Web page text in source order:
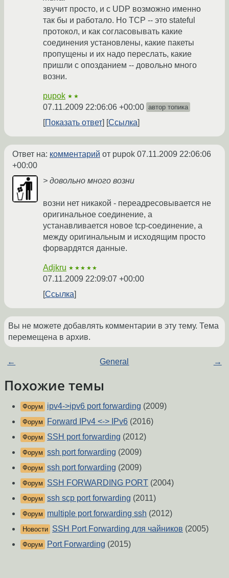
звучит просто, и с UDP возможно именно
так бы и работало. Но TCP -- это stateful
протокол, и как согласовывать какие
соединения установлены, какие пакеты
пропущены и их надо переслать, какие
пришли с опозданием -- довольно много
возни.
pupok ★★
07.11.2009 22:06:06 +00:00 автор топика
Показать ответ Ссылка
Ответ на: комментарий от pupok 07.11.2009 22:06:06
+00:00
> довольно много возни
возни нет никакой - переадресовывается не
оригинальное соединение, а
устанавливается новое tcp-соединение, а
между оригинальным и исходящим просто
форвардятся данные.
Adjkru ★★★★★
07.11.2009 22:09:07 +00:00
Ссылка
Вы не можете добавлять комментарии в эту тему. Тема
перемещена в архив.
← General →
Похожие темы
Форум ipv4->ipv6 port forwarding (2009)
Форум Forward IPv4 <-> IPv6 (2016)
Форум SSH port forwarding (2012)
Форум ssh port forwarding (2009)
Форум ssh port forwarding (2009)
Форум SSH FORWARDING PORT (2004)
Форум ssh scp port forwarding (2011)
Форум multiple port forwarding ssh (2012)
Новости SSH Port Forwarding для чайников (2005)
Форум Port Forwarding (2015)